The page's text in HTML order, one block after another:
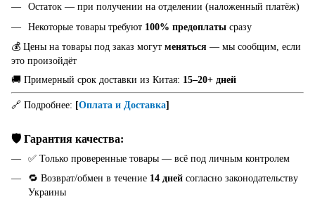
Остаток — при получении на отделении (наложенный платёж)
Некоторые товары требуют 100% предоплаты сразу
💰 Цены на товары под заказ могут меняться — мы сообщим, если
это произойдёт
🚚 Примерный срок доставки из Китая: 15–20+ дней
🔗 Подробнее: [Оплата и Доставка]
🛡️ Гарантия качества:
✅ Только проверенные товары — всё под личным контролем
🔁 Возврат/обмен в течение 14 дней согласно законодательству
Украины